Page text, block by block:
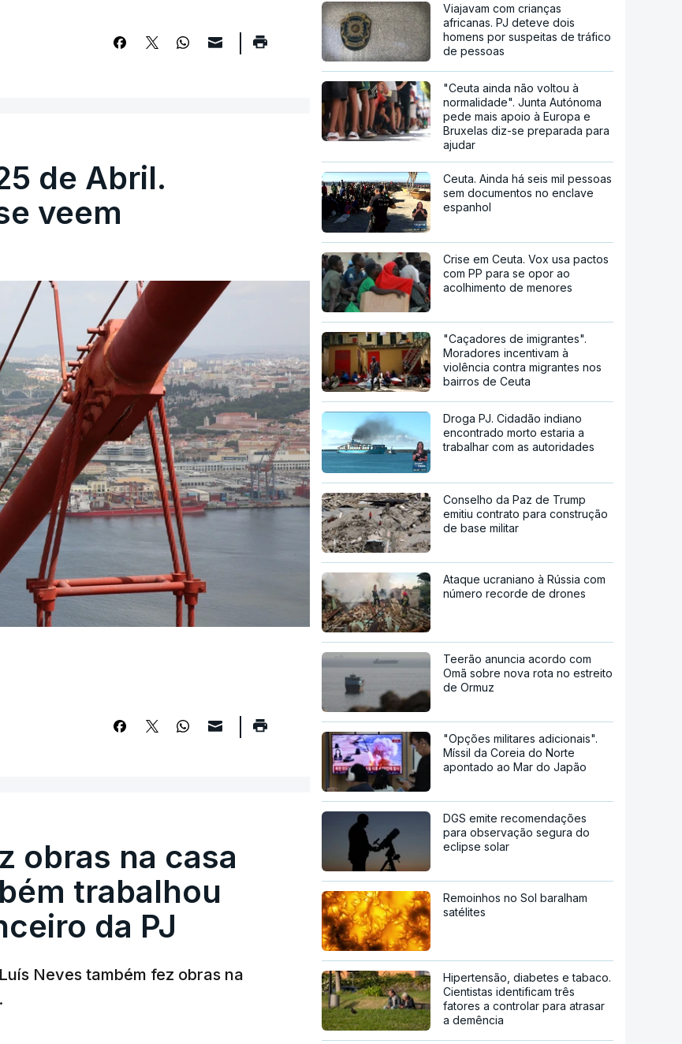
de Abril.
veem
obras na casa
trabalhou
da PJ
Neves também fez obras na
Viajavam com crianças
africanas. PJ deteve dois
homens por suspeitas de tráfico
de pessoas
"Ceuta ainda não voltou à
normalidade". Junta Autónoma
pede mais apoio à Europa e
Bruxelas diz-se preparada para
ajudar
Ceuta. Ainda há seis mil pessoas
sem documentos no enclave
espanhol
Crise em Ceuta. Vox usa pactos
com PP para se opor ao
acolhimento de menores
"Caçadores de imigrantes".
Moradores incentivam à
violência contra migrantes nos
bairros de Ceuta
Droga PJ. Cidadão indiano
encontrado morto estaria a
trabalhar com as autoridades
Conselho da Paz de Trump
emitiu contrato para construção
de base militar
Ataque ucraniano à Rússia com
número recorde de drones
Teerão anuncia acordo com
Omã sobre nova rota no estreito
de Ormuz
"Opções militares adicionais".
Míssil da Coreia do Norte
apontado ao Mar do Japão
DGS emite recomendações
para observação segura do
eclipse solar
Remoinhos no Sol baralham
satélites
Hipertensão, diabetes e tabaco.
Cientistas identificam três
fatores a controlar para atrasar
a demência